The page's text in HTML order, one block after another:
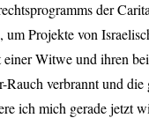
der
um Projekte von
Witwe und ihren
verbrannt und die
ich mich gerade jetzt